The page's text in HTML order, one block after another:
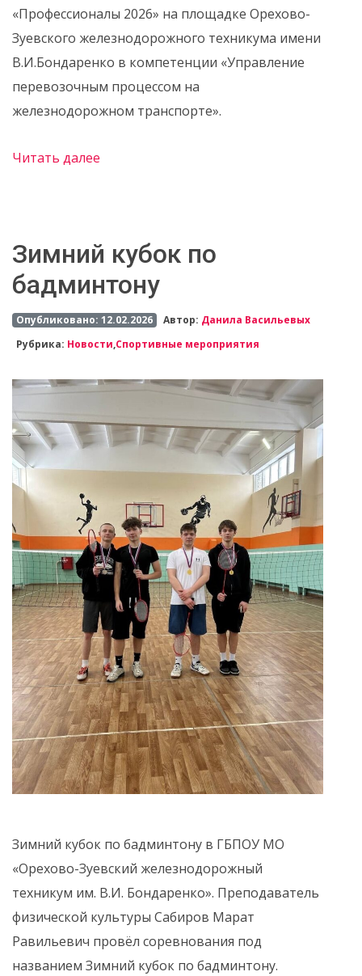
«Профессионалы 2026» на площадке Орехово-
Зуевского железнодорожного техникума имени
В.И.Бондаренко в компетенции «Управление
перевозочным процессом на
железнодорожном транспорте».
Читать далее
Зимний кубок по
бадминтону
Опубликовано: 12.02.2026 Автор: Данила Васильевых
Рубрика: Новости,Спортивные мероприятия
Зимний кубок по бадминтону в ГБПОУ МО
«Орехово-Зуевский железнодорожный
техникум им. В.И. Бондаренко». Преподаватель
физической культуры Сабиров Марат
Равильевич провёл соревнования под
названием Зимний кубок по бадминтону.